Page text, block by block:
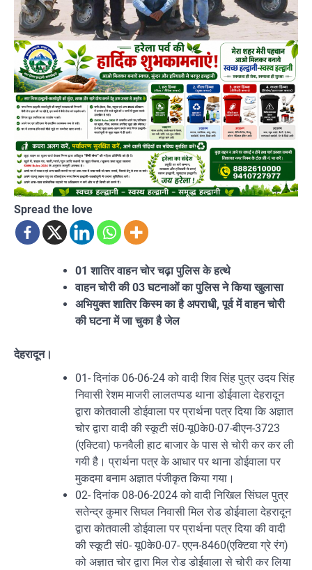
Spread the love
01 शातिर वाहन चोर चढ़ा पुलिस के हत्थे
वाहन चोरी की 03 घटनाओं का पुलिस ने किया खुलासा
अभियुक्त शातिर किस्म का है अपराधी, पूर्व में वाहन चोरी
की घटना में जा चुका है जेल
देहरादून।
01- दिनांक 06-06-24 को वादी शिव सिंह पुत्र उदय सिंह
निवासी रेशम माजरी लालतप्पड थाना डोईवाला देहरादून
द्वारा कोतवाली डोईवाला पर प्रार्थना पत्र दिया कि अज्ञात
चोर द्वारा वादी की स्कूटी सं0-यू0के0-07-बीएन-3723
(एक्टिवा) फनवैली हाट बाजार के पास से चोरी कर कर ली
गयी है। प्रार्थना पत्र के आधार पर थाना डोईवाला पर
मुकदमा बनाम अज्ञात पंजीकृत किया गया।
02- दिनांक 08-06-2024 को वादी निखिल सिंघल पुत्र
सतेन्द्र कुमार सिघल निवासी मिल रोड डोईवाला देहरादून
द्वारा कोतवाली डोईवाला पर प्रार्थना पत्र दिया की वादी
की स्कूटी सं0- यू0के0-07- एएन-8460(एक्टिवा ग्रे रंग)
को अज्ञात चोर द्वारा मिल रोड डोईवाला से चोरी कर लिया